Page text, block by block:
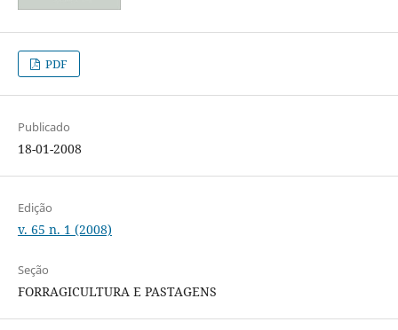
PDF
Publicado
18-01-2008
Edição
v. 65 n. 1 (2008)
Seção
FORRAGICULTURA E PASTAGENS